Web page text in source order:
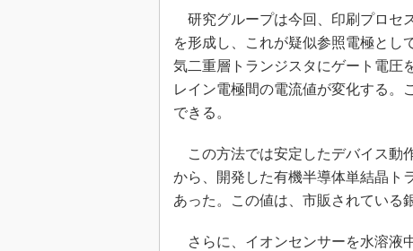
研究グループは今回、印刷プロセ
を形成し、これが疑似参照電極とし
気二重層トランジスタにゲート電圧
レイン電極間の電流値が変化する。
できる。
この方法では安定したデバイス動
から、開発した有機半導体単結晶ト
あった。この値は、市販されている
さらに、イオンセンサーを水溶液